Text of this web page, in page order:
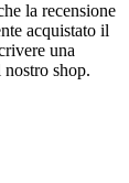
la recensione
acquistato il
una
shop.